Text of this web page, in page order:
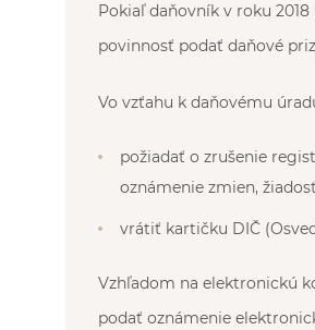
Pokiaľ daňovník v roku
povinnosť podať daňové
Vo vzťahu k daňovému
požiadať o zrušenie
oznámenie zmien,
vrátiť kartičku DIČ
Vzhľadom na elektronickú
podať oznámenie